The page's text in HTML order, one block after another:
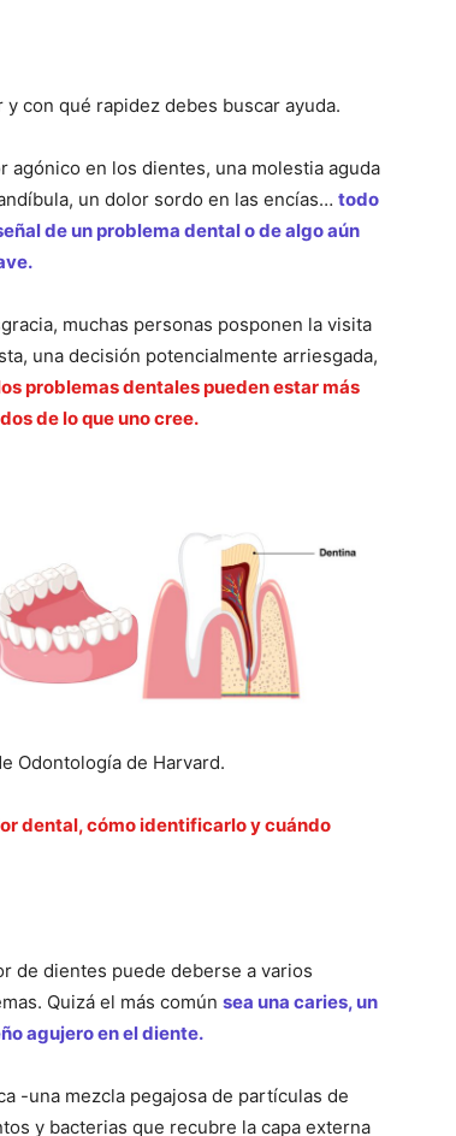
con qué rapidez debes buscar ayuda.
agónico en los dientes, una molestia aguda
un dolor sordo en las encías… todo
de un problema dental o de algo aún
muchas personas posponen la visita
una decisión potencialmente arriesgada,
problemas dentales pueden estar más
de lo que uno cree.
Odontología de Harvard.
dental, cómo identificarlo y cuándo
de dientes puede deberse a varios
Quizá el más común sea una caries, un
agujero en el diente.
-una mezcla pegajosa de partículas de
y bacterias que recubre la capa externa